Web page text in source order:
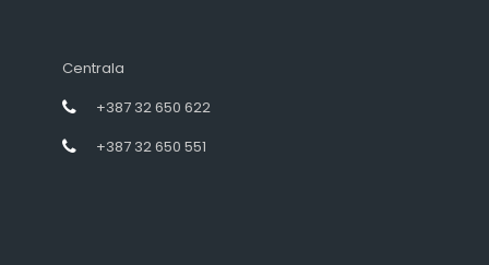
Centrala
+387 32 650 622
+387 32 650 551